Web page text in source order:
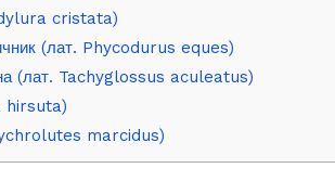
cristata)
(лат. Phycodurus eques)
(лат. Tachyglossus aculeatus)
hirsuta)
marcidus)